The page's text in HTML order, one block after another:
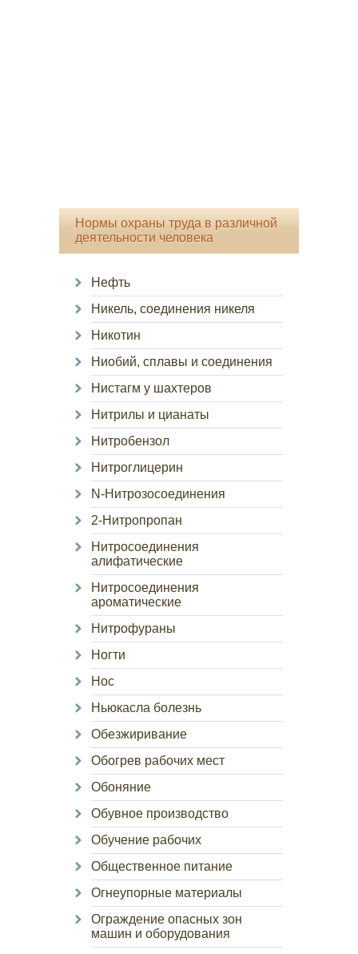
Нормы охраны труда в различной
деятельности человека
Нефть
Никель, соединения никеля
Никотин
Ниобий, сплавы и соединения
Нистагм у шахтеров
Нитрилы и цианаты
Нитробензол
Нитроглицерин
N-Нитрозосоединения
2-Нитропропан
Нитросоединения
алифатические
Нитросоединения
ароматические
Нитрофураны
Ногти
Нос
Ньюкасла болезнь
Обезжиривание
Обогрев рабочих мест
Обоняние
Обувное производство
Обучение рабочих
Общественное питание
Огнеупорные материалы
Ограждение опасных зон
машин и оборудования